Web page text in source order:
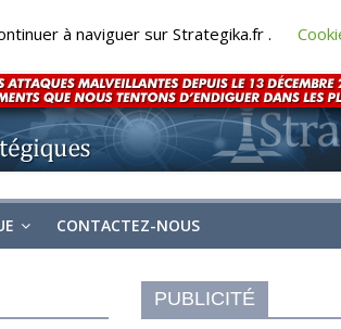
CONTACTEZ-NOUS
PUBLICITÉ
à naviguer sur Strategika.fr .